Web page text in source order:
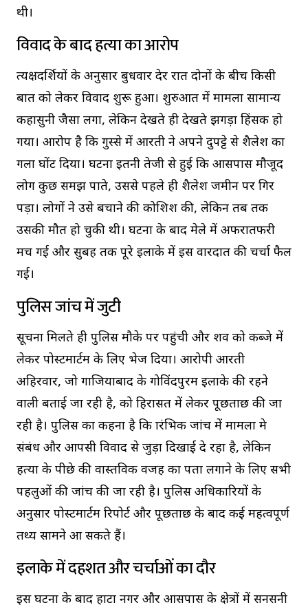
थी।
विवाद के बाद हत्या का आरोप
प्रत्यक्षदर्शियों के अनुसार बुधवार देर रात दोनों के बीच किसी
बात को लेकर विवाद शुरू हुआ। शुरुआत में मामला सामान्य
कहासुनी जैसा लगा, लेकिन देखते ही देखते झगड़ा हिंसक हो
गया। आरोप है कि गुस्से में आरती ने अपने दुपट्टे से शैलेश का
गला घोंट दिया। घटना इतनी तेजी से हुई कि आसपास मौजूद
लोग कुछ समझ पाते, उससे पहले ही शैलेश जमीन पर गिर
पड़ा। लोगों ने उसे बचाने की कोशिश की, लेकिन तब तक
उसकी मौत हो चुकी थी। घटना के बाद मेले में अफरातफरी
मच गई और सुबह तक पूरे इलाके में इस वारदात की चर्चा फैल
गई।
पुलिस जांच में जुटी
सूचना मिलते ही पुलिस मौके पर पहुंची और शव को कब्जे में
लेकर पोस्टमार्टम के लिए भेज दिया। आरोपी आरती
अहिरवार, जो गाजियाबाद के गोविंदपुरम इलाके की रहने
वाली बताई जा रही है, को हिरासत में लेकर पूछताछ की जा
रही है। पुलिस का कहना है कि प्रारंभिक जांच में मामला प्रेम
संबंध और आपसी विवाद से जुड़ा दिखाई दे रहा है, लेकिन
हत्या के पीछे की वास्तविक वजह का पता लगाने के लिए सभी
पहलुओं की जांच की जा रही है। पुलिस अधिकारियों के
अनुसार पोस्टमार्टम रिपोर्ट और पूछताछ के बाद कई महत्वपूर्ण
तथ्य सामने आ सकते हैं।
इलाके में दहशत और चर्चाओं का दौर
इस घटना के बाद हाटा नगर और आसपास के क्षेत्रों में सनसनी